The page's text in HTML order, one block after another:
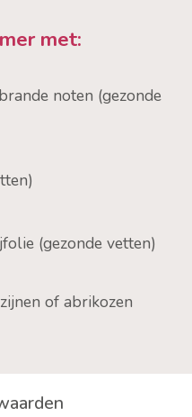
met:
noten (gezonde
(gezonde vetten)
of abrikozen